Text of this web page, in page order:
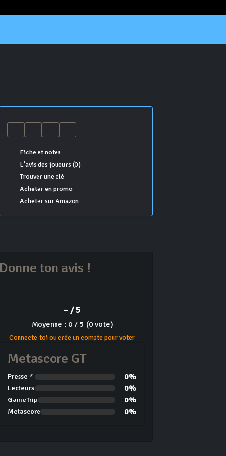
Fiche et notes
L'avis des joueurs (0)
Trouver une clé
Acheter en promo
Acheter sur Amazon
Donne ton avis !
– / 5
Moyenne : 0 / 5 (0 vote)
Connecte-toi ou crée un compte pour voter
Metascore GT
Presse * 0%
Lecteurs 0%
GameTrip 0%
Metascore 0%